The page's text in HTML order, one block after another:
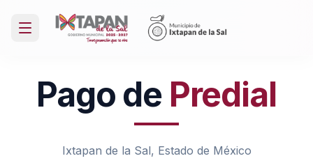
Pago de Predial
Ixtapan de la Sal, Estado de México